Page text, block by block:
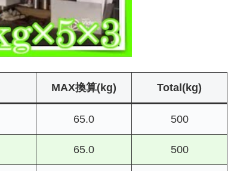
MAX換算(kg) Total(kg)
65.0 500
65.0 500